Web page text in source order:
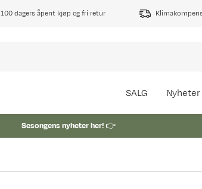
100 dagers åpent kjøp og fri retur
SALG Nyheter
Sesongens nyheter her!👉